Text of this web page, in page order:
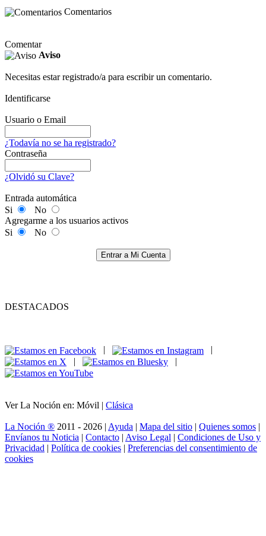
Comentarios
Comentar
Aviso
Necesitas estar registrado/a para escribir un comentario.
Identificarse
Usuario o Email
¿Todavía no se ha registrado?
Contraseña
¿Olvidó su Clave?
Entrada automática
Si
No
Agregarme a los usuarios activos
Si
No
Entrar a Mi Cuenta
DESTACADOS
|
|
Ver La Noción en: Móvil | Clásica
La Noción ® 2011 - 2026 | Ayuda | Mapa del sitio | Quienes somos |
Envíanos tu Noticia | Contacto | Aviso Legal | Condiciones de Uso y
Privacidad | Política de cookies | Preferencias del consentimiento de
cookies